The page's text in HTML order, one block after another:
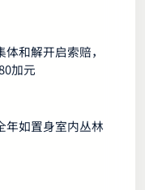
和解开启索赔，
加元
年如置身室内丛林